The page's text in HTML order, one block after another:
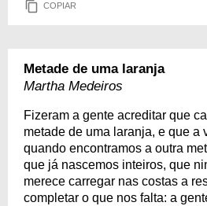
COPIAR
Metade de uma laranja
Martha Medeiros
Fizeram a gente acreditar que
metade de uma laranja, e que a
quando encontramos a outra
que já nascemos inteiros, que
merece carregar nas costas a
completar o que nos falta: a